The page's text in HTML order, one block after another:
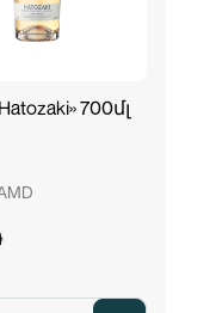
700մլ